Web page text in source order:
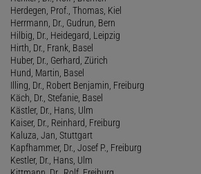
Herdegen, Prof., Thomas, Kiel
Herrmann, Dr., Gudrun, Bern
Hilbig, Dr., Heidegard, Leipzig
Hirth, Dr., Frank, Basel
Huber, Dr., Gerhard, Zürich
Hund, Martin, Basel
Illing, Dr., Robert Benjamin, Freiburg
Käch, Dr., Stefanie, Basel
Kästler, Dr., Hans, Ulm
Kaiser, Dr., Reinhard, Freiburg
Kaluza, Jan, Stuttgart
Kapfhammer, Dr., Josef P., Freiburg
Kestler, Dr., Hans, Ulm